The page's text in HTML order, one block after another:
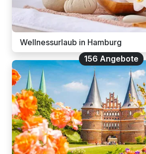
Wellnessurlaub in Hamburg
156 Angebote